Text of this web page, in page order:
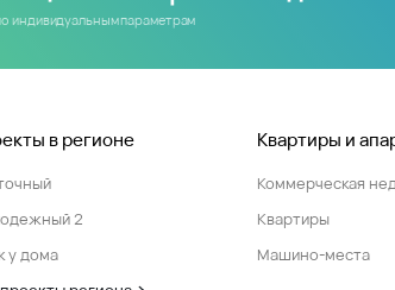
индивидуальным параметрам
в регионе
2
у дома
Квартиры и
Коммерческая
Квартиры
Машино-места